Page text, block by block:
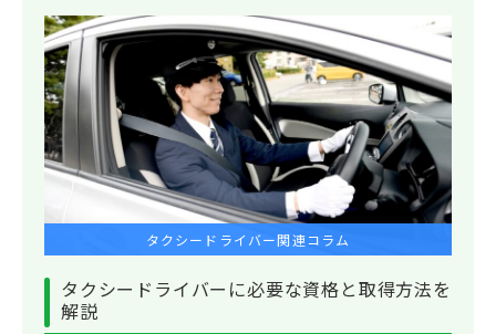
タクシードライバー関連コラム
タクシードライバーに必要な資格と取得方法を
解説